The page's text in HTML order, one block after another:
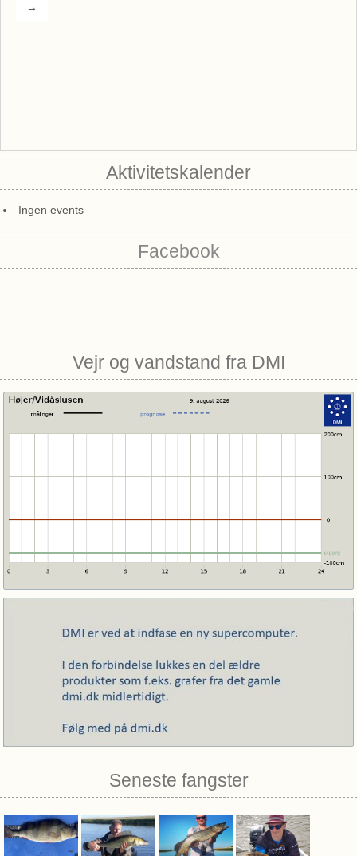
→
Aktivitetskalender
Ingen events
Facebook
Vejr og vandstand fra DMI
Seneste fangster